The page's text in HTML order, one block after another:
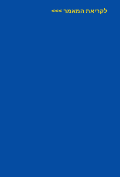
לקריאת המאמר >>>